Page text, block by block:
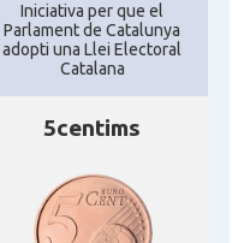
Iniciativa per que el
Parlament de Catalunya
adopti una Llei Electoral
Catalana
5centims